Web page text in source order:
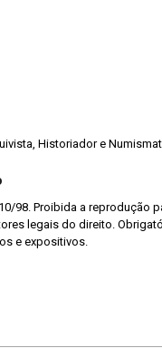
Historiador e
98. Proibida a reprodução
legais do direito.
e expositivos.